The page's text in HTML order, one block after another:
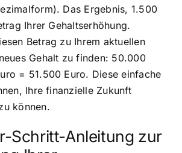
Das Ergebnis, 1.500
Ihrer Gehaltserhöhung.
Betrag zu Ihrem aktuellen
Gehalt zu finden: 50.000
= 51.500 Euro. Diese einfache
Ihre finanzielle Zukunft
können.
Schritt-Anleitung zur